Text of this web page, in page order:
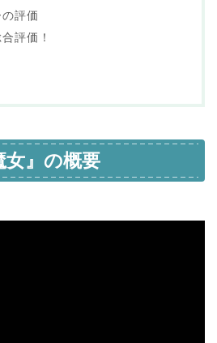
評価
評価！
』の概要